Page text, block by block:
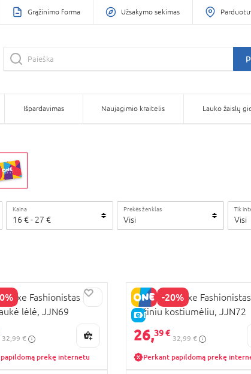
Grąžinimo forma Užsakymo sekimas
Išpardavimas Naujagimio kraitelis Lauko žaislų
Kaina
16 €- 27 €
Prekės ženklas
Visi
Tik
Visi
Fashionistas
lėlė, JJN69
32,99 €
prekę internetu
-20%
E-KAINA
BARBIE Deluxe Fashionistas
rožiniu kostiumėliu, JJN72
26,39 €
32,99 €
Perkant papildomą prekę